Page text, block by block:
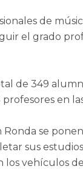
de
el grado
de 349
en
se
sus estudios
vehículos